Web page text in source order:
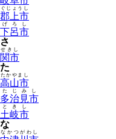
郡上市
ぐじょうし
下呂市
げろし
さ
関市
せきし
た
高山市
たかやまし
多治見市
たじみし
土岐市
ときし
な
なかつがわし